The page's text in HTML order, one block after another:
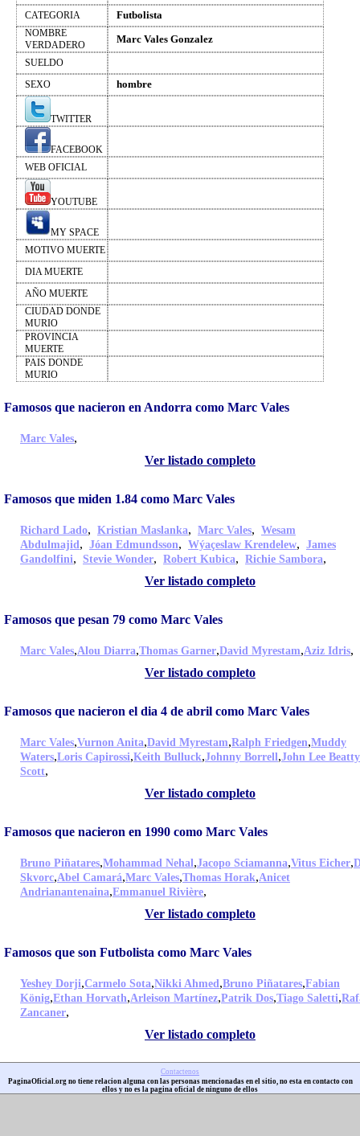
CATEGORIA Futbolista
NOMBRE
VERDADERO
Marc Vales Gonzalez
SUELDO
SEXO
hombre
TWITTER
FACEBOOK
WEB OFICIAL
YOUTUBE
MY SPACE
MOTIVO MUERTE
DIA MUERTE
AÑO MUERTE
CIUDAD DONDE
MURIO
PROVINCIA
MUERTE
PAIS DONDE
MURIO
Famosos que nacieron en Andorra como Marc Vales
Marc Vales,
Ver listado completo
Famosos que miden 1.84 como Marc Vales
Richard Lado, Kristian Maslanka, Marc Vales, Wesam
Abdulmajid, Jóan Edmundsson, Wýaçeslaw Krendelew, James
Gandolfini, Stevie Wonder, Robert Kubica, Richie Sambora,
Ver listado completo
Famosos que pesan 79 como Marc Vales
Marc Vales,Alou Diarra,Thomas Garner,David Myrestam,Aziz Idris,
Ver listado completo
Famosos que nacieron el dia 4 de abril como Marc Vales
Marc Vales,Vurnon Anita,David Myrestam,Ralph Friedgen,Muddy
Waters,Loris Capirossi,Keith Bulluck,Johnny Borrell,John Lee Beatty
Scott,
Ver listado completo
Famosos que nacieron en 1990 como Marc Vales
Bruno Piñatares,Mohammad Nehal,Jacopo Sciamanna,Vitus Eicher,
Skvorc,Abel Camará,Marc Vales,Thomas Horak,Anicet
Andrianantenaina,Emmanuel Rivière,
Ver listado completo
Famosos que son Futbolista como Marc Vales
Yeshey Dorji,Carmelo Sota,Nikki Ahmed,Bruno Piñatares,Fabian
König,Ethan Horvath,Arleison Martínez,Patrik Dos,Tiago Saletti,
Zancaner,
Ver listado completo
Contactenos
PaginaOficial.org no tiene relacion alguna con las personas mencionadas en el sitio, no esta en contacto con
ellos y no es la pagina oficial de ninguno de ellos